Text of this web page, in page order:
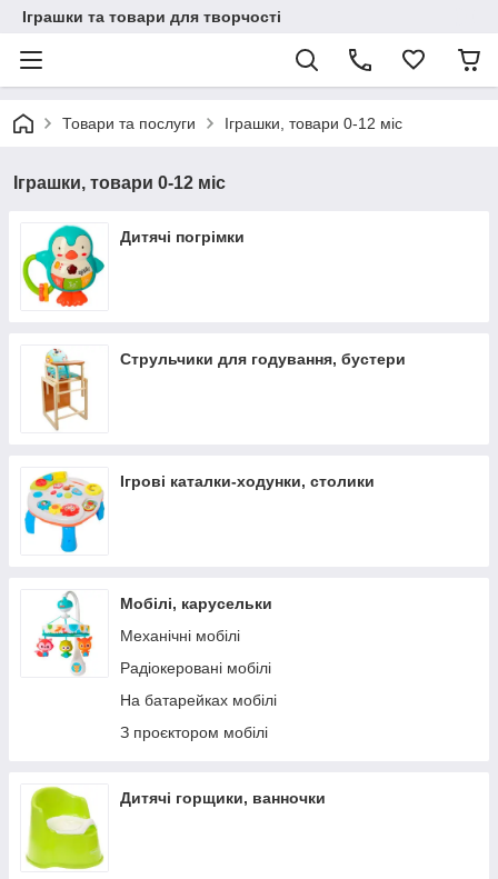
Іграшки та товари для творчості
Товари та послуги Іграшки, товари 0-12 міс
Іграшки, товари 0-12 міс
Дитячі погрімки
Струльчики для годування, бустери
Ігрові каталки-ходунки, столики
Мобілі, карусельки
Механічні мобілі
Радіокеровані мобілі
На батарейках мобілі
З проєктором мобілі
Дитячі горщики, ванночки